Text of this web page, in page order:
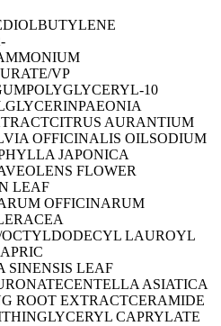
BUTYLENE
VP
POLYGLYCERYL-10
PAEONIA
CITRUS AURANTIUM
OFFICINALIS OILSODIUM
JAPONICA
FLOWER
LEAF
OFFICINARUM
LAUROYL
SINENSIS LEAF
CENTELLA ASIATICA
ROOT EXTRACTCERAMIDE
GLYCERYL CAPRYLATE